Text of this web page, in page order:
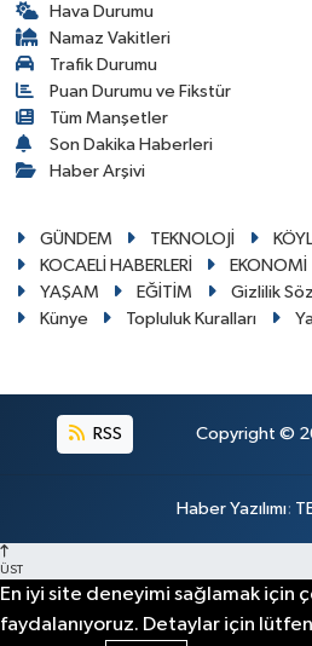
Hava Durumu
Namaz Vakitleri
Trafik Durumu
Puan Durumu ve Fikstür
Tüm Manşetler
Son Dakika Haberleri
Haber Arşivi
GÜNDEM TEKNOLOJİ
KOCAELİ HABERLERİ
EKONOMİ
YAŞAM
EĞİTİM Gizlilik
Künye
Topluluk Kuralları
RSS Copyright ©
Haber Yazılımı:
ÜST
En iyi site deneyimi sağlamak için
faydalanıyoruz. Detaylar için lütfen